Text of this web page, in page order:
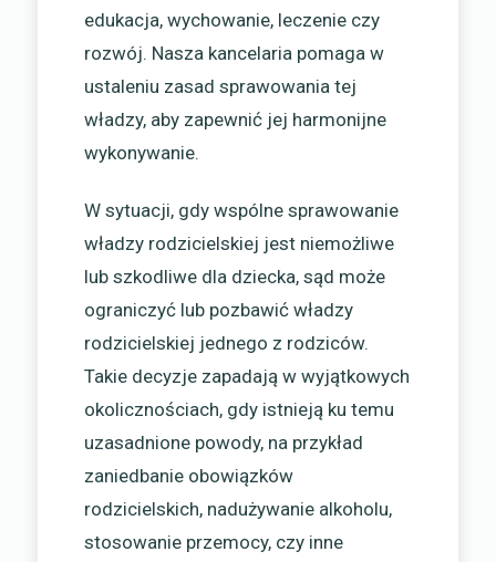
edukacja, wychowanie, leczenie czy
rozwój. Nasza kancelaria pomaga w
ustaleniu zasad sprawowania tej
władzy, aby zapewnić jej harmonijne
wykonywanie.
W sytuacji, gdy wspólne sprawowanie
władzy rodzicielskiej jest niemożliwe
lub szkodliwe dla dziecka, sąd może
ograniczyć lub pozbawić władzy
rodzicielskiej jednego z rodziców.
Takie decyzje zapadają w wyjątkowych
okolicznościach, gdy istnieją ku temu
uzasadnione powody, na przykład
zaniedbanie obowiązków
rodzicielskich, nadużywanie alkoholu,
stosowanie przemocy, czy inne